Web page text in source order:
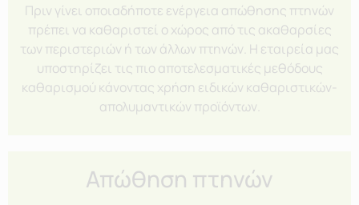
Πριν γίνει οποιαδήποτε ενέργεια απώθησης πτηνών
πρέπει να καθαριστεί ο χώρος από τις ακαθαρσίες
των περιστεριών ή των άλλων πτηνών. Η εταιρεία μας
υποστηρίζει τις πιο αποτελεσματικές μεθόδους
καθαρισμού κάνοντας χρήση ειδικών καθαριστικών-
απολυμαντικών προϊόντων.
Απώθηση πτηνών